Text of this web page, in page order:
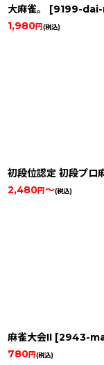
大麻雀。 [9199-
1,980円(税込)
初段位認定 初段プロ
2,480円～(税込)
麻雀大会II [2943-
780円(税込)